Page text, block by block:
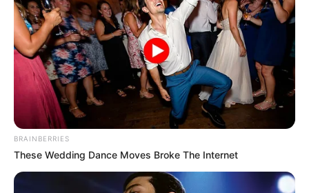
ΣΠΑΜΕ ΤΟ ΜΑΤΡΙΞ – ΤΟ ΒΙΒΛΙΟ
BRAINBERRIES
These Wedding Dance Moves Broke The Internet